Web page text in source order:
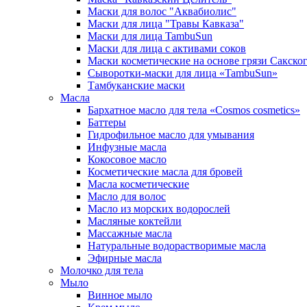
Маски для волос "Аквабиолис"
Маски для лица "Травы Кавказа"
Маски для лица TambuSun
Маски для лица с активами соков
Маски косметические на основе грязи
Сыворотки-маски для лица «TambuSun»
Тамбуканские маски
Масла
Бархатное масло для тела «Cosmos cosmetics»
Баттеры
Гидрофильное масло для умывания
Инфузные масла
Кокосовое масло
Косметические масла для бровей
Масла косметические
Масло для волос
Масло из морских водорослей
Масляные коктейли
Массажные масла
Натуральные водорастворимые масла
Эфирные масла
Молочко для тела
Мыло
Винное мыло